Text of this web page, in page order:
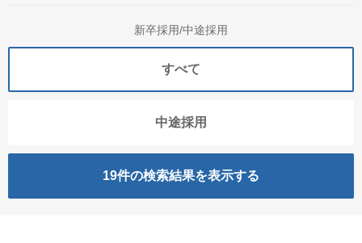
新卒採用/中途採用
すべて
中途採用
19件の検索結果を表示する